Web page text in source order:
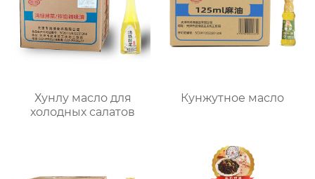
Хунлу масло для
холодных салатов
Кунжутное масло